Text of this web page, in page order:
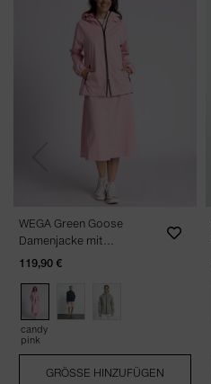
WEGA Green Goose
Damenjacke mit
verschweißten Nähten
Vegane Regenjacke in
Candy Pink
119,90 €
candy
pink
GRÖSSE HINZUFÜGEN